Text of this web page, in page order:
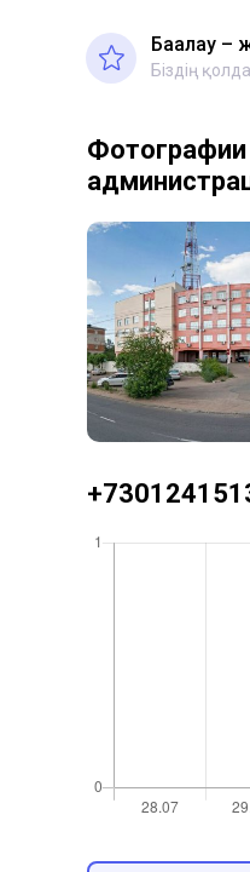
Бағалау –
Біздің
Фотографии